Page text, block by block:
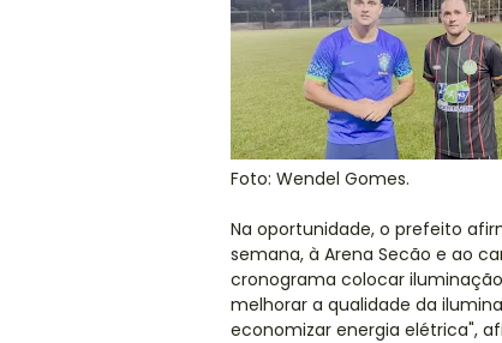
Foto: Wendel Gomes.
Na oportunidade, o prefeito
semana, à Arena Secão e ao
cronograma colocar
melhorar a qualidade da
economizar energia elétrica",